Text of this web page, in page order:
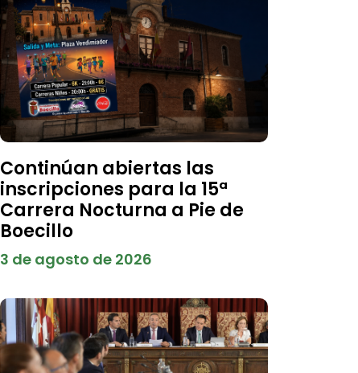
Continúan abiertas las
inscripciones para la 15ª
Carrera Nocturna a Pie de
Boecillo
3 de agosto de 2026